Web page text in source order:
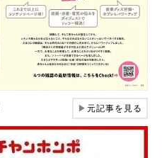
▶元記事を見る